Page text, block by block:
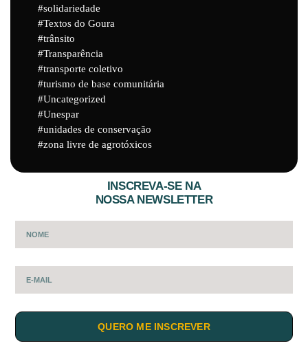
solidariedade
Textos do Goura
trânsito
Transparência
transporte coletivo
turismo de base comunitária
Uncategorized
Unespar
unidades de conservação
zona livre de agrotóxicos
INSCREVA-SE NA
NOSSA NEWSLETTER
QUERO ME INSCREVER